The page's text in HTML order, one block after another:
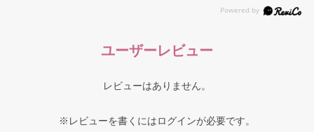
ユーザーレビュー
レビューはありません。
※レビューを書くにはログインが必要です。